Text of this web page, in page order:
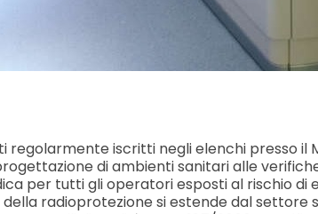
regolarmente iscritti negli elenchi presso
di ambienti sanitari alle
per tutti gli operatori esposti al rischio
della radioprotezione si estende dal